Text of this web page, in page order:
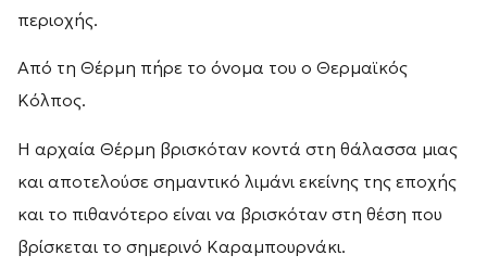
περιοχής.
Από τη Θέρμη πήρε το όνομα του ο Θερμαϊκός
Κόλπος.
Η αρχαία Θέρμη βρισκόταν κοντά στη θάλασσα μιας
και αποτελούσε σημαντικό λιμάνι εκείνης της εποχής
και το πιθανότερο είναι να βρισκόταν στη θέση που
βρίσκεται το σημερινό Καραμπουρνάκι.